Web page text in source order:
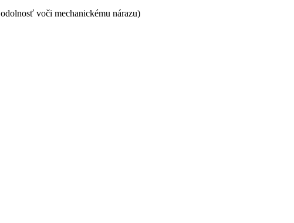
voči mechanickému nárazu)